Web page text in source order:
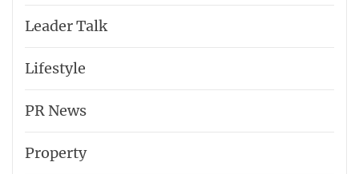
Leader Talk
Lifestyle
PR News
Property